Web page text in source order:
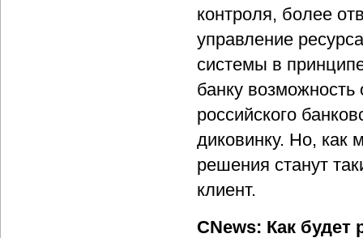
контроля, более
управление
системы в
банку
российского
диковинку. Но, как
решения станут
клиент.
CNews: Как